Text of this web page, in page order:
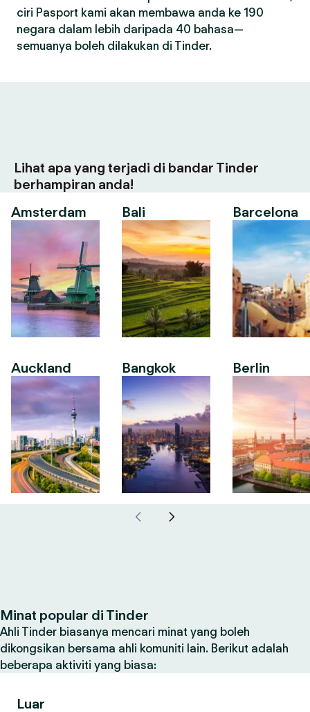
ciri Pasport kami akan membawa anda ke 190
negara dalam lebih daripada 40 bahasa—
semuanya boleh dilakukan di Tinder.
Lihat apa yang terjadi di bandar Tinder
berhampiran anda!
Amsterdam
Auckland
Bali
Bangkok
Barcelona
Berlin
Minat popular di Tinder
Ahli Tinder biasanya mencari minat yang boleh
dikongsikan bersama ahli komuniti lain. Berikut adalah
beberapa aktiviti yang biasa:
Luar